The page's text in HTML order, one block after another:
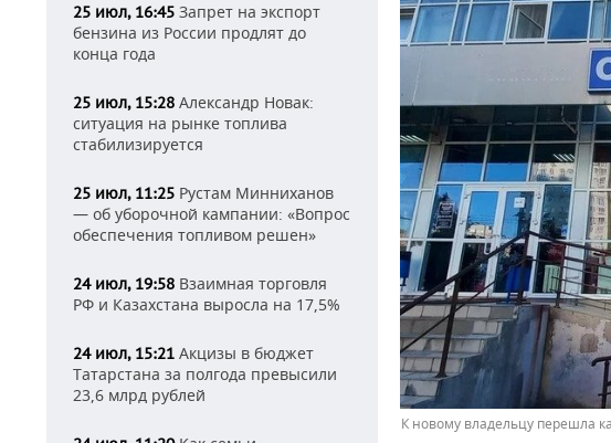
25 июл, 16:45 Запрет на экспорт
бензина из России продлят до
конца года
25 июл, 15:28 Александр Новак:
ситуация на рынке топлива
стабилизируется
25 июл, 11:25 Рустам Минниханов
— об уборочной кампании: «Вопрос
обеспечения топливом решен»
24 июл, 19:58 Взаимная торговля
РФ и Казахстана выросла на 17,5%
24 июл, 15:21 Акцизы в бюджет
Татарстана за полгода превысили
23,6 млрд рублей
К новому владельцу перешла